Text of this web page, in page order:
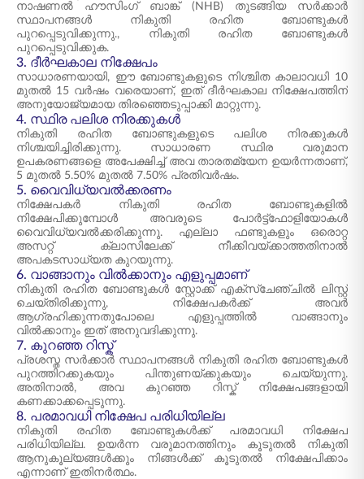
നാഷണൽ ഹൗസിംഗ് ബാങ്ക് (NHB) തുടങ്ങിയ സർക്കാർ
സ്ഥാപനങ്ങൾ നികുതി രഹിത ബോണ്ടുകൾ
പുറപ്പെടുവിക്കുന്നു., നികുതി രഹിത ബോണ്ടുകൾ
പുറപ്പെടുവിക്കുക.
3. ദീർഘകാല നിക്ഷേപം
സാധാരണയായി, ഈ ബോണ്ടുകളുടെ നിശ്ചിത കാലാവധി 10
മുതൽ 15 വർഷം വരെയാണ്, ഇത് ദീർഘകാല നിക്ഷേപത്തിന്
അനുയോജ്യമായ തിരഞ്ഞെടുപ്പാക്കി മാറ്റുന്നു.
4. സ്ഥിര പലിശ നിരക്കുകൾ
നികുതി രഹിത ബോണ്ടുകളുടെ പലിശ നിരക്കുകൾ
നിശ്ചയിച്ചിരിക്കുന്നു. സാധാരണ സ്ഥിര വരുമാന
ഉപകരണങ്ങളെ അപേക്ഷിച്ച് അവ താരതമ്യേന ഉയർന്നതാണ്,
5 മുതൽ 5.50% മുതൽ 7.50% പ്രതിവർഷം.
5. വൈവിധ്യവൽക്കരണം
നിക്ഷേപകർ നികുതി രഹിത ബോണ്ടുകളിൽ
നിക്ഷേപിക്കുമ്പോൾ അവരുടെ പോർട്ട്ഫോളിയോകൾ
വൈവിധ്യവൽക്കരിക്കുന്നു. എല്ലാ ഫണ്ടുകളും ഒരൊറ്റ
അസറ്റ് ക്ലാസിലേക്ക് നീക്കിവയ്ക്കാത്തതിനാൽ
അപകടസാധ്യത കുറയുന്നു.
6. വാങ്ങാനും വിൽക്കാനും എളുപ്പമാണ്
നികുതി രഹിത ബോണ്ടുകൾ സ്റ്റോക്ക് എക്സ്ചേഞ്ചിൽ ലിസ്റ്റ്
ചെയ്തിരിക്കുന്നു, നിക്ഷേപകർക്ക് അവർ
ആഗ്രഹിക്കുന്നതുപോലെ എളുപ്പത്തിൽ വാങ്ങാനും
വിൽക്കാനും ഇത് അനുവദിക്കുന്നു.
7. കുറഞ്ഞ റിസ്ക്
പ്രശസ്ത സർക്കാർ സ്ഥാപനങ്ങൾ നികുതി രഹിത ബോണ്ടുകൾ
പുറത്തിറക്കുകയും പിന്തുണയ്ക്കുകയും ചെയ്യുന്നു.
അതിനാൽ, അവ കുറഞ്ഞ റിസ്ക് നിക്ഷേപങ്ങളായി
കണക്കാക്കപ്പെടുന്നു.
8. പരമാവധി നിക്ഷേപ പരിധിയില്ല
നികുതി രഹിത ബോണ്ടുകൾക്ക് പരമാവധി നിക്ഷേപ
പരിധിയില്ല. ഉയർന്ന വരുമാനത്തിനും കൂടുതൽ നികുതി
ആനുകൂല്യങ്ങൾക്കും നിങ്ങൾക്ക് കൂടുതൽ നിക്ഷേപിക്കാം
എന്നാണ് ഇതിനർത്ഥം.